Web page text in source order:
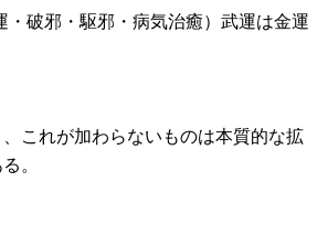
・破邪・駆邪・病気治癒）武運は金運
これが加わらないものは本質的な拡
。